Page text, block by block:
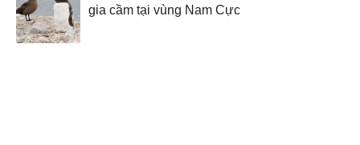
gia cầm tại vùng Nam Cực